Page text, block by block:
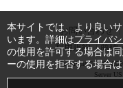
お問い合わせ
利用規約
商標
Copyright © 1999-
Server
本サイトでは、より良い
います。詳細はプライバ
の使用を許可する場合は
ーの使用を拒否する場合